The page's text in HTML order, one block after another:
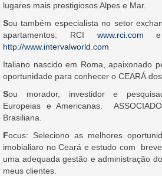
lugares mais prestigiosos Alpes e Mar.
Sou também especialista no setor
apartamentos: RCI www.rci.com e
http://www.intervalworld.com
Italiano nascido em Roma, apaixonado
oportunidade para conhecer o CEARÁ
Sou morador, investidor e
Europeias e Americanas.
Brasiliana.
Focus: Seleciono as melhores
imobialiaro no Ceará e estudo com
uma adequada gestão e administração
meus clientes.